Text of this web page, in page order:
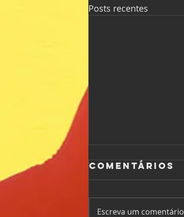
Posts recentes
Comentários
Escreva um comentário